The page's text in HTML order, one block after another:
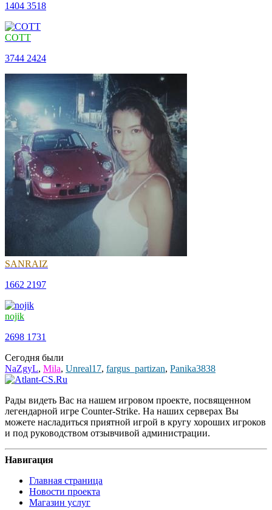
1404 3518
COTT
3744 2424
SANRAIZ
1662 2197
nojik
2698 1731
Сегодня были
NaZgyL, Mila, Unreal17, fargus_partizan, Panika3838
Рады видеть Вас на нашем игровом проекте, посвященном
легендарной игре Counter-Strike. На наших серверах Вы
можете насладиться приятной игрой в кругу хороших игроков
и под руководством отзывчивой администрации.
Навигация
Главная страница
Новости проекта
Магазин услуг